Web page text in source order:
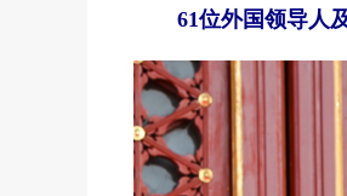
61位外国领导人及